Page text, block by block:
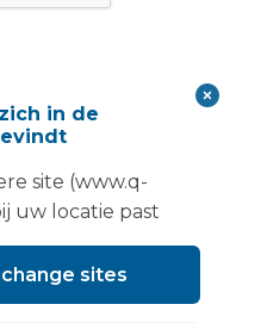
in de
site (www.q-
uw locatie past
sites